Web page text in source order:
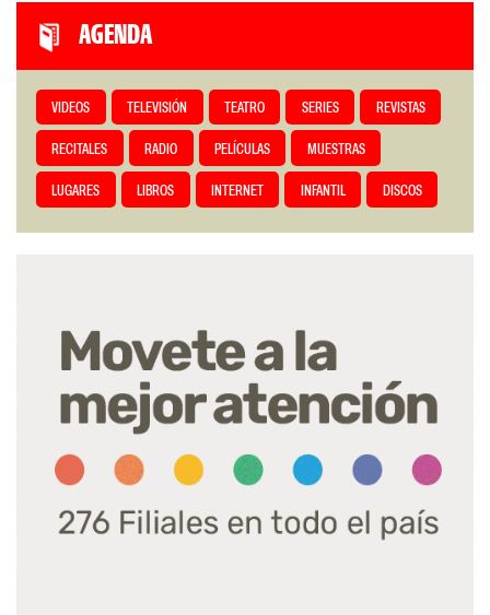
AGENDA
VIDEOS TELEVISIÓN TEATRO SERIES REVISTAS
RECITALES RADIO PELÍCULAS MUESTRAS
LUGARES LIBROS INTERNET INFANTIL DISCOS